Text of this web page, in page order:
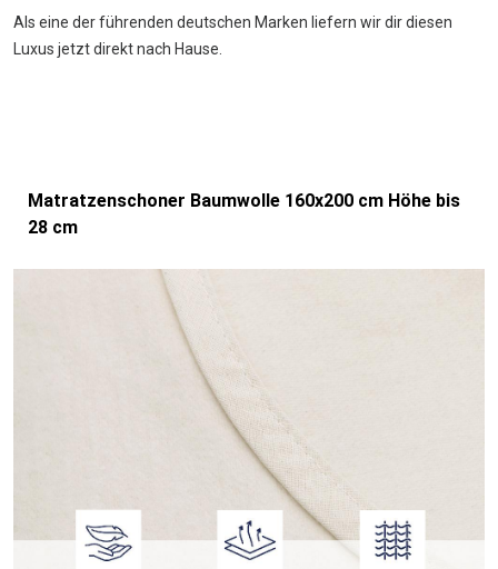
Als eine der führenden deutschen Marken liefern wir dir diesen
Luxus jetzt direkt nach Hause.
Matratzenschoner Baumwolle 160x200 cm Höhe bis
28 cm